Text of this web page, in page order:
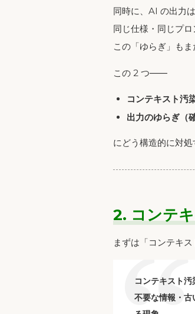
同時に、AI の出力
同じ仕様・同じプ
この「ゆらぎ」も
この 2 つ――
コンテキスト汚
出力のゆらぎ（
にどう構造的に対
2. コンテ
まずは「コンテキ
コンテキスト汚
不要な情報・